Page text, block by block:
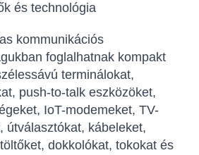
és technológia
kommunikációs
foglalhatnak kompakt
terminálokat,
push-to-talk eszközöket,
IoT-modemeket, TV-
útválasztókat, kábeleket,
dokkolókat, tokokat és